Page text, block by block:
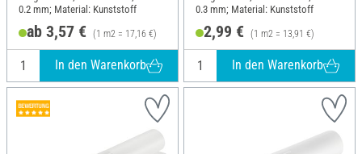
0.2 mm; Material: Kunststoff
ab 3,57 € (1 m2 = 17,16 €)
In den Warenkorb
0.3 mm; Material: Kunststoff
2,99 € (1 m2 = 13,91 €)
In den Warenkorb